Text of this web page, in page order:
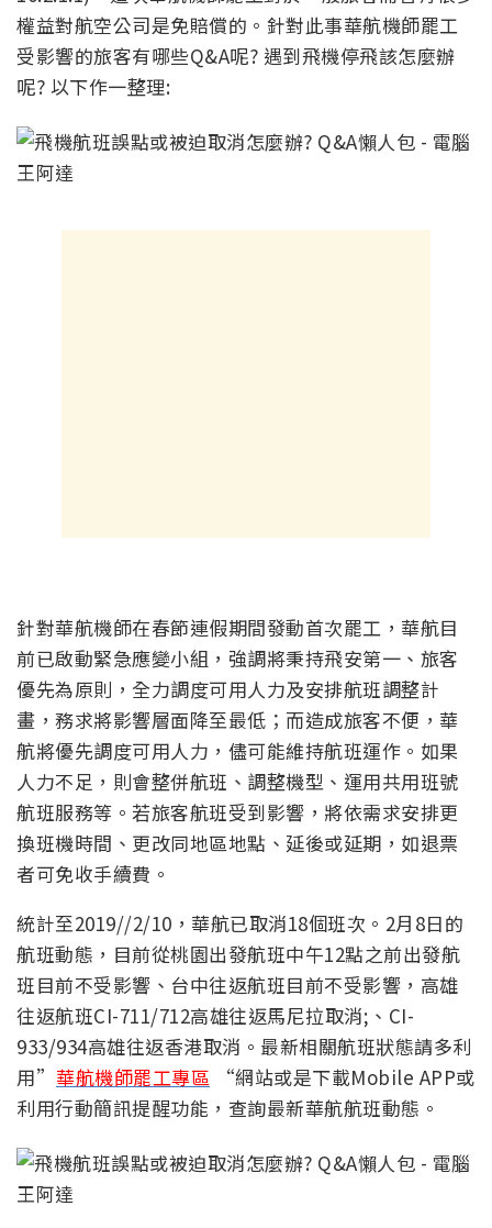
權益對航空公司是免賠償的。針對此事華航機師罷工
受影響的旅客有哪些Q&A呢? 遇到飛機停飛該怎麼辦
呢? 以下作一整理:
針對華航機師在春節連假期間發動首次罷工，華航目
前已啟動緊急應變小組，強調將秉持飛安第一、旅客
優先為原則，全力調度可用人力及安排航班調整計
畫，務求將影響層面降至最低；而造成旅客不便，華
航將優先調度可用人力，儘可能維持航班運作。如果
人力不足，則會整併航班、調整機型、運用共用班號
航班服務等。若旅客航班受到影響，將依需求安排更
換班機時間、更改同地區地點、延後或延期，如退票
者可免收手續費。
統計至2019//2/10，華航已取消18個班次。2月8日的
航班動態，目前從桃園出發航班中午12點之前出發航
班目前不受影響、台中往返航班目前不受影響，高雄
往返航班CI-711/712高雄往返馬尼拉取消;、CI-
933/934高雄往返香港取消。最新相關航班狀態請多利
用” 華航機師罷工專區 “網站或是下載Mobile APP或
利用行動簡訊提醒功能，查詢最新華航航班動態。